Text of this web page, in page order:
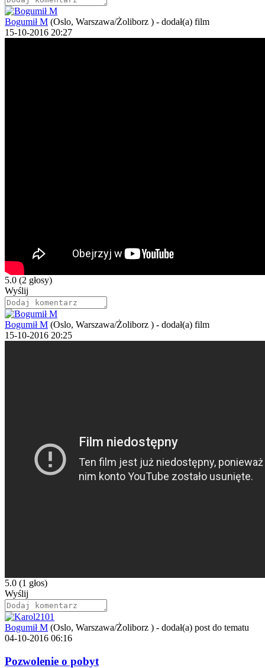
Bogumił M (Oslo, Warszawa/Żoliborz ) - dodał(a) film
15-10-2016 20:27
5.0 (2 głosy)
Wyślij
Bogumił M (Oslo, Warszawa/Żoliborz ) - dodał(a) film
15-10-2016 20:25
5.0 (1 głos)
Wyślij
Bogumił M (Oslo, Warszawa/Żoliborz ) - dodał(a) post do tematu
04-10-2016 06:16
Pozwolenie o pobyt